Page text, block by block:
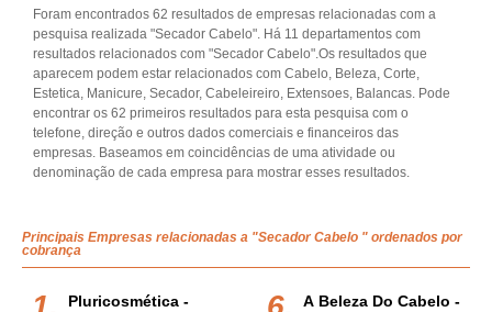
Foram encontrados 62 resultados de empresas relacionadas com a
pesquisa realizada "Secador Cabelo". Há 11 departamentos com
resultados relacionados com "Secador Cabelo".Os resultados que
aparecem podem estar relacionados com Cabelo, Beleza, Corte,
Estetica, Manicure, Secador, Cabeleireiro, Extensoes, Balancas. Pode
encontrar os 62 primeiros resultados para esta pesquisa com o
telefone, direção e outros dados comerciais e financeiros das
empresas. Baseamos em coincidências de uma atividade ou
denominação de cada empresa para mostrar esses resultados.
Principais Empresas relacionadas a "Secador Cabelo " ordenados por
cobrança
Pluricosmética -
A Beleza Do Cabelo -